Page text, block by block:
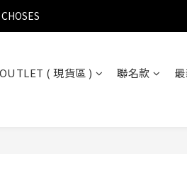
OUTLET ( 現貨區 ) 聯名款